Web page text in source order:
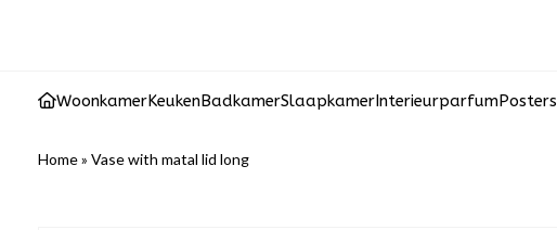
WoonkamerKeukenBadkamerSlaapkamerInterieurparfumPosters
Home» Vase with matal lid long